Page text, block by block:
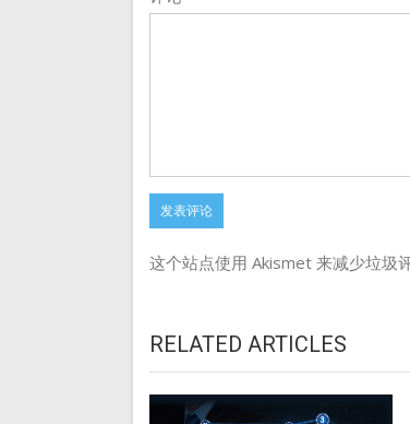
这个站点使用 Akismet 来减少垃圾评
RELATED ARTICLES